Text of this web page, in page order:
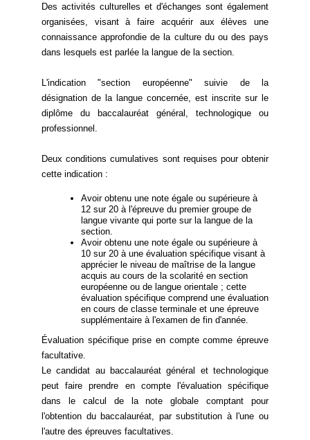
Des activités culturelles et d'échanges sont également
organisées, visant à faire acquérir aux élèves une
connaissance approfondie de la culture du ou des pays
dans lesquels est parlée la langue de la section.
L'indication "section européenne" suivie de la
désignation de la langue concernée, est inscrite sur le
diplôme du baccalauréat général, technologique ou
professionnel.
Deux conditions cumulatives sont requises pour obtenir
cette indication :
Avoir obtenu une note égale ou supérieure à
12 sur 20 à l'épreuve du premier groupe de
langue vivante qui porte sur la langue de la
section.
Avoir obtenu une note égale ou supérieure à
10 sur 20 à une évaluation spécifique visant à
apprécier le niveau de maîtrise de la langue
acquis au cours de la scolarité en section
européenne ou de langue orientale ; cette
évaluation spécifique comprend une évaluation
en cours de classe terminale et une épreuve
supplémentaire à l'examen de fin d'année.
Évaluation spécifique prise en compte comme épreuve
facultative.
Le candidat au baccalauréat général et technologique
peut faire prendre en compte l'évaluation spécifique
dans le calcul de la note globale comptant pour
l'obtention du baccalauréat, par substitution à l'une ou
l'autre des épreuves facultatives.